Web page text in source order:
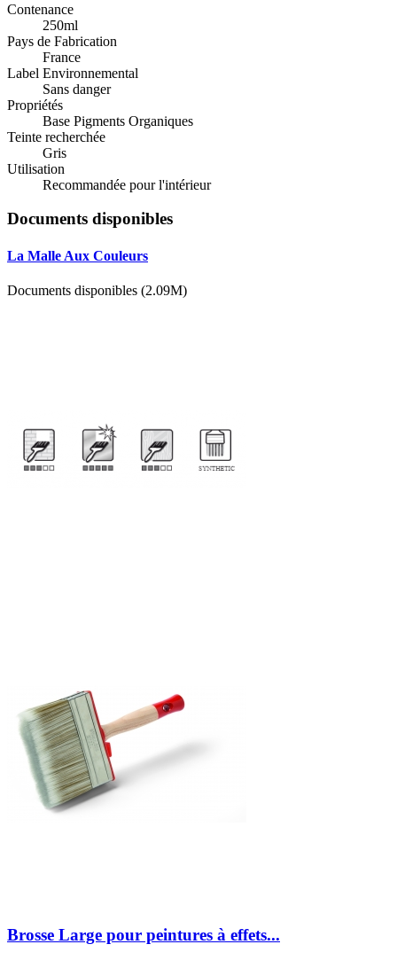
Contenance
250ml
Pays de Fabrication
France
Label Environnemental
Sans danger
Propriétés
Base Pigments Organiques
Teinte recherchée
Gris
Utilisation
Recommandée pour l'intérieur
Documents disponibles
La Malle Aux Couleurs
Documents disponibles (2.09M)
Brosse Large pour peintures à effets...